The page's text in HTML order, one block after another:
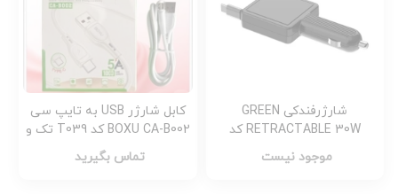
شارژرفندکی GREEN
RETRACTABLE 30W کد
G3823
موجود نیست
کابل شارژر USB به تایپ سی
BOXU CA-B002 کد T039 تک و
عمده
تماس بگیرید